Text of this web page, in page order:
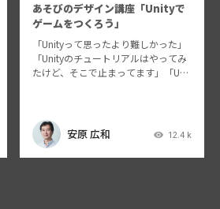
あそびのデザイン講座「Unityで
ゲームをつくろう」
「Unityって思ったより難しかった」
「Unityのチュートリアルはやってみ
たけど、そこで止まってます」「Unit
たに「ゲーム」の裏側にあるデ…
安原 広和 12.4 k